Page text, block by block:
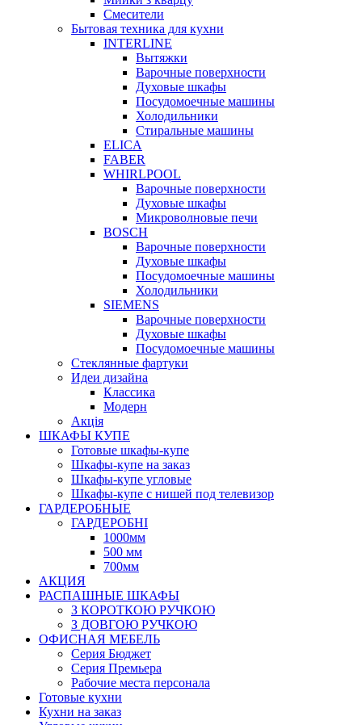
Смесители
Бытовая техника для кухни
INTERLINE
Вытяжки
Варочные поверхности
Духовые шкафы
Посудомоечные машины
Холодильники
Стиральные машины
ELICA
FABER
WHIRLPOOL
Варочные поверхности
Духовые шкафы
Микроволновые печи
BOSCH
Варочные поверхности
Духовые шкафы
Посудомоечные машины
Холодильники
SIEMENS
Варочные поверхности
Духовые шкафы
Посудомоечные машины
Стеклянные фартуки
Идеи дизайна
Класcика
Модерн
Акція
ШКАФЫ КУПЕ
Готовые шкафы-купе
Шкафы-купе на заказ
Шкафы-купе угловые
Шкафы-купе с нишей под телевизор
ГАРДЕРОБНЫЕ
ГАРДЕРОБНІ
1000мм
500 мм
700мм
АКЦИЯ
РАСПАШНЫЕ ШКАФЫ
З КОРОТКОЮ РУЧКОЮ
З ДОВГОЮ РУЧКОЮ
ОФИСНАЯ МЕБЕЛЬ
Серия Бюджет
Серия Премьера
Рабочие места персонала
Готовые кухни
Кухни на заказ